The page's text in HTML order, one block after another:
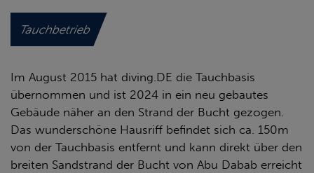
Tauchbetrieb
Im August 2015 hat diving.DE die Tauchbasis
übernommen und ist 2024 in ein neu gebautes
Gebäude näher an den Strand der Bucht gezogen.
Das wunderschöne Hausriff befindet sich ca. 150m
von der Tauchbasis entfernt und kann direkt über den
breiten Sandstrand der Bucht von Abu Dabab erreicht